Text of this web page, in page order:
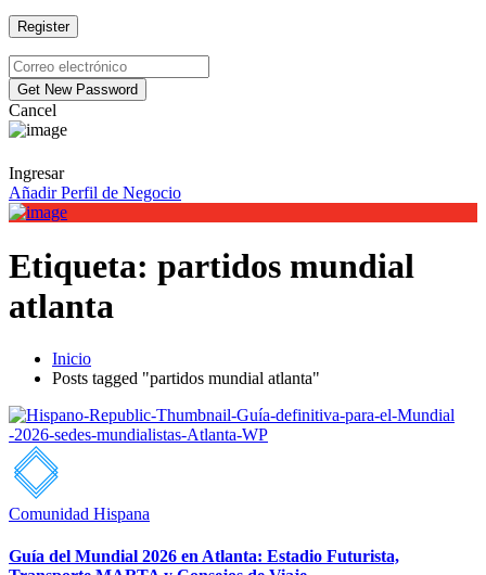
Cancel
Ingresar
Añadir Perfil de Negocio
Etiqueta: partidos mundial
atlanta
Inicio
Posts tagged "partidos mundial atlanta"
Comunidad Hispana
Guía del Mundial 2026 en Atlanta: Estadio Futurista,